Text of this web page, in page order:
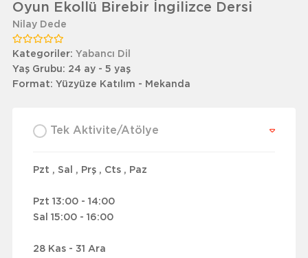
Oyun Ekollü Birebir İngilizce Dersi
Nilay Dede
Kategoriler: Yabancı Dil
Yaş Grubu: 24 ay - 5 yaş
Format: Yüzyüze Katılım - Mekanda
Tek Aktivite/Atölye
Pzt , Sal , Prş , Cts , Paz
Pzt 13:00 - 14:00
Sal 15:00 - 16:00
28 Kas - 31 Ara